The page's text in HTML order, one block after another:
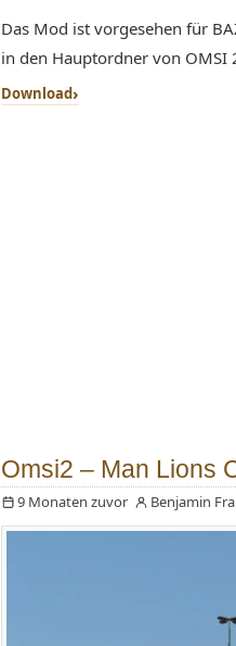
Das Mod ist vorgesehen für
in den Hauptordner von OMSI
Download
Omsi2 – Man Lions
9 Monaten zuvor Benjamin